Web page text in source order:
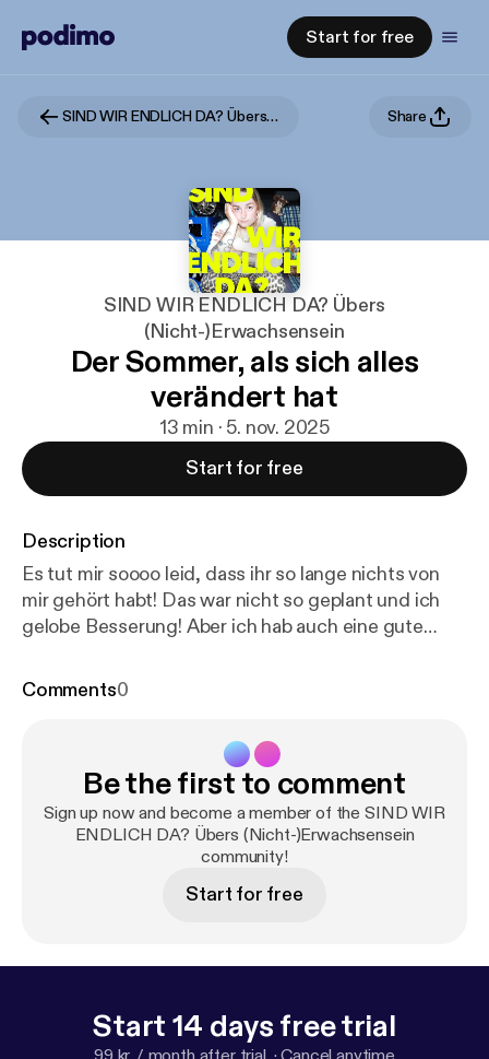
Start for free
SIND WIR ENDLICH DA? Übers (Nicht-)Erwachsensein Share
SIND WIR ENDLICH DA? Übers
(Nicht-)Erwachsensein
Der Sommer, als sich alles
verändert hat
13 min · 5. nov. 2025
Start for free
Description
Es tut mir soooo leid, dass ihr so lange nichts von
mir gehört habt! Das war nicht so geplant und ich
gelobe Besserung! Aber ich hab auch eine gute
UMFRAGE teil: umfrage.sindwirendlichda.de [
Podcast besser!) DANKE ❤️ 📱 SWED auf
Instagram [https://www.instagram.com/sindwirendli
] 📱 SWED auf TikTok [https://www.tiktok.co
m/@sindwirendlichda] 💌 Ihr habt eine Frage, einen
Wunsch oder Feedback? Schreibt mir!
chmodderr/] ----------------------------------------
ast.com/privacy] for more information.
Comments0
Be the first to comment
Sign up now and become a member of the SIND WIR
ENDLICH DA? Übers (Nicht-)Erwachsensein
community!
Start for free
Start 14 days free trial